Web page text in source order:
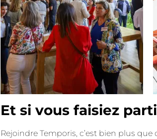
Et si vous faisiez
Rejoindre Temporis, c’est bien plus que